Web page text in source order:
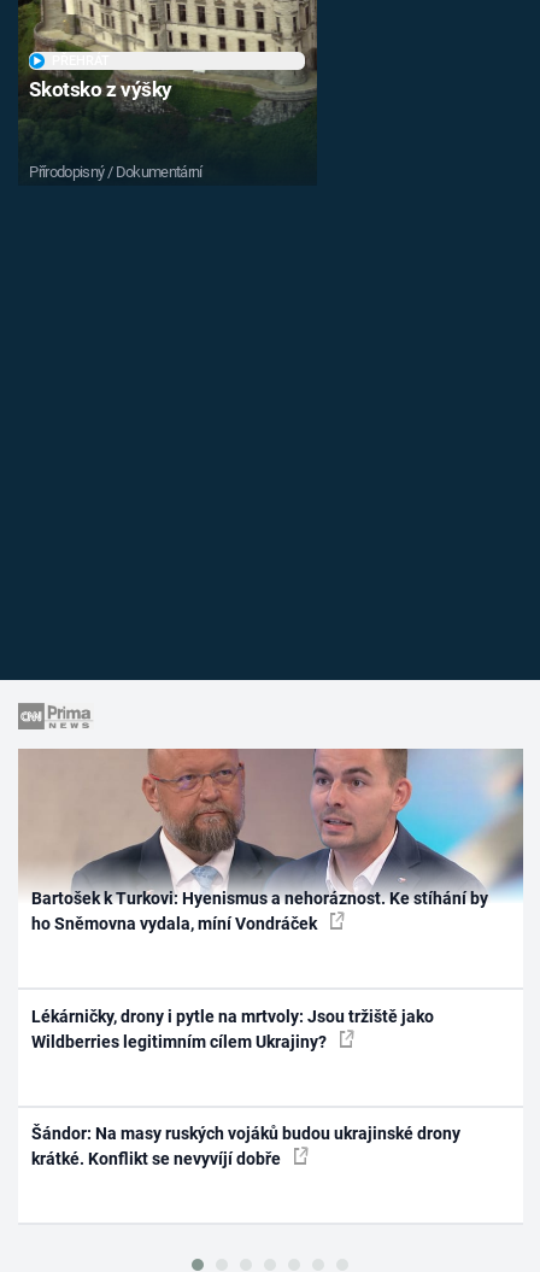
Skotsko z výšky
Přírodopisný / Dokumentární
Bartošek k Turkovi: Hyenismus a nehoráznost. Ke stíhání by
ho Sněmovna vydala, míní Vondráček
Lékárničky, drony i pytle na mrtvoly: Jsou tržiště jako
Wildberries legitimním cílem Ukrajiny?
Šándor: Na masy ruských vojáků budou ukrajinské drony
krátké. Konflikt se nevyvíjí dobře